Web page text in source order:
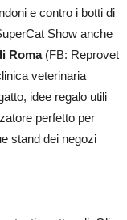
e contro i botti di
Show anche
Roma(FB: Reprovet
veterinaria
idee regalo utili
perfetto per
stand dei negozi